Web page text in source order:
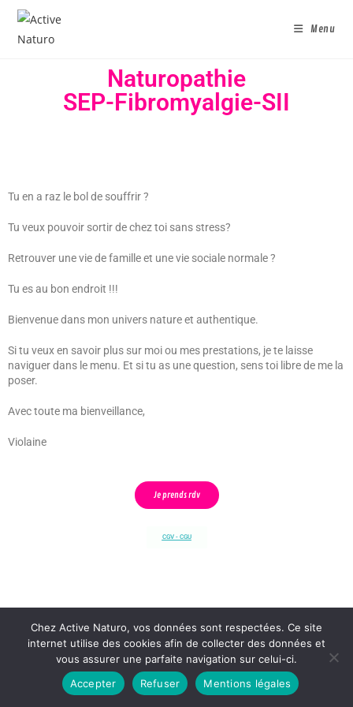
Menu
Naturopathie
SEP-Fibromyalgie-SII
Tu en a raz le bol de souffrir ?
Tu veux pouvoir sortir de chez toi sans stress?
Retrouver une vie de famille et une vie sociale normale ?
Tu es au bon endroit !!!
Bienvenue dans mon univers nature et authentique.
Si tu veux en savoir plus sur moi ou mes prestations, je te laisse
naviguer dans le menu. Et si tu as une question, sens toi libre de me la
poser.
Avec toute ma bienveillance,
Violaine
Je prends rdv
CGV - CGU
Chez Active Naturo, vos données sont respectées. Ce site
internet utilise des cookies afin de collecter des données et
vous assurer une parfaite navigation sur celui-ci.
Accepter
Refuser Mentions légales